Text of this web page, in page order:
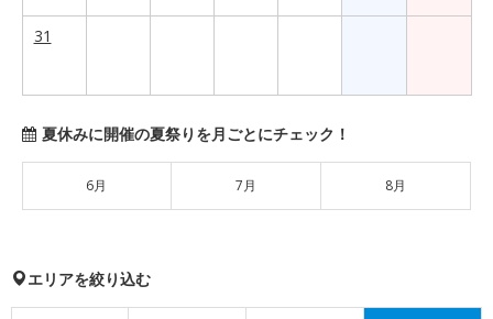
31
夏休みに開催の夏祭りを月ごとにチェック！
6月 7月 8月
エリアを絞り込む